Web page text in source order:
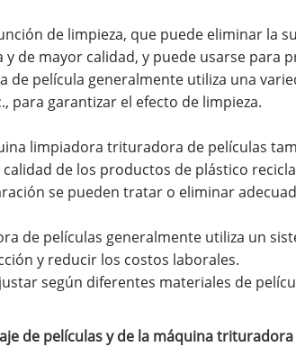
de limpieza, que puede eliminar la
y de mayor calidad, y puede usarse
película generalmente utiliza una
para garantizar el efecto de limpieza.
limpiadora trituradora de películas
de los productos de plástico
se pueden tratar o eliminar
de películas generalmente utiliza un
y reducir los costos laborales.
según diferentes materiales de
de películas y de la máquina